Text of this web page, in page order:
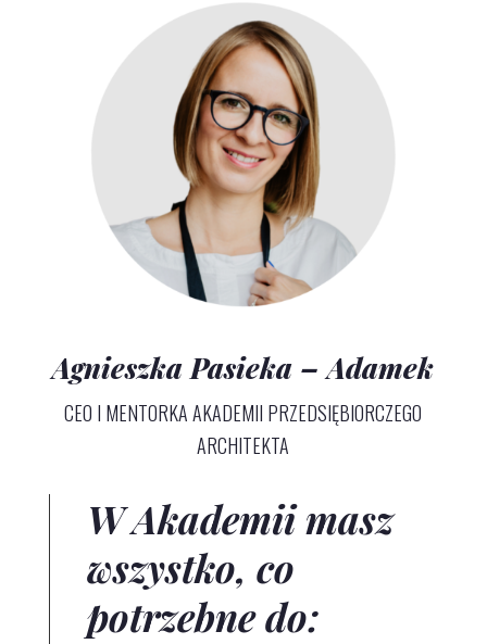
Agnieszka Pasieka – Adamek
CEO I MENTORKA AKADEMII PRZEDSIĘBIORCZEGO
ARCHITEKTA
W Akademii masz
wszystko, co
potrzebne do: